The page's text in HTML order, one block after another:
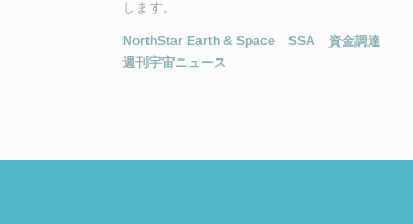
します。
NorthStar Earth & Space SSA
資金調達
週刊宇宙ニュース